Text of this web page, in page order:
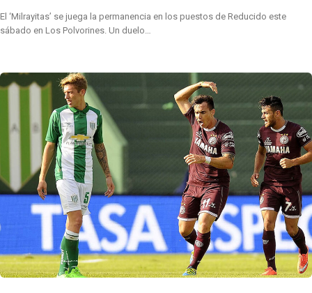
El ‘Milrayitas’ se juega la permanencia en los puestos de Reducido este
sábado en Los Polvorines. Un duelo…